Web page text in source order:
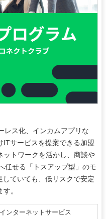
レス化、インカムアプリな
ITサービスを提案できる加盟
ットワークを活かし、商談や
任せる「トスアップ型」のモ
ていても、低リスクで安定
。
ンターネットサービス